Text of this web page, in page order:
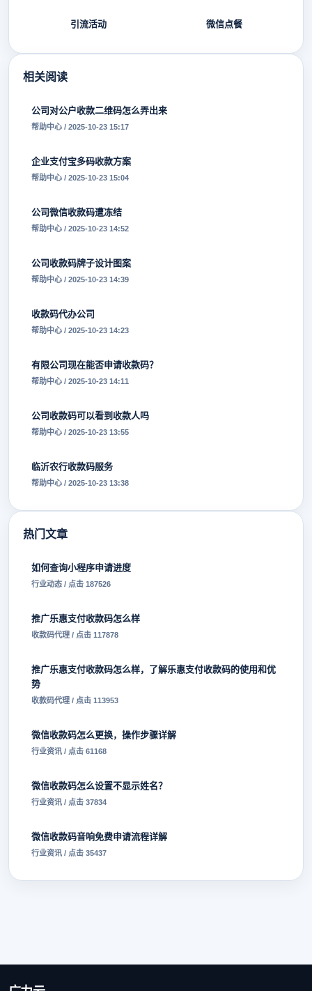
引流活动 微信点餐
相关阅读
公司对公户收款二维码怎么弄出来
帮助中心 / 2025-10-23 15:17
企业支付宝多码收款方案
帮助中心 / 2025-10-23 15:04
公司微信收款码遭冻结
帮助中心 / 2025-10-23 14:52
公司收款码牌子设计图案
帮助中心 / 2025-10-23 14:39
收款码代办公司
帮助中心 / 2025-10-23 14:23
有限公司现在能否申请收款码？
帮助中心 / 2025-10-23 14:11
公司收款码可以看到收款人吗
帮助中心 / 2025-10-23 13:55
临沂农行收款码服务
帮助中心 / 2025-10-23 13:38
热门文章
如何查询小程序申请进度
行业动态 / 点击 187526
推广乐惠支付收款码怎么样
收款码代理 / 点击 117878
推广乐惠支付收款码怎么样，了解乐惠支付收款码的使用和优
势
收款码代理 / 点击 113953
微信收款码怎么更换，操作步骤详解
行业资讯 / 点击 61168
微信收款码怎么设置不显示姓名？
行业资讯 / 点击 37834
微信收款码音响免费申请流程详解
行业资讯 / 点击 35437